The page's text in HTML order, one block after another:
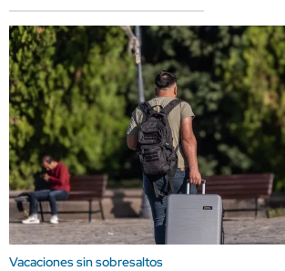
Vacaciones sin sobresaltos